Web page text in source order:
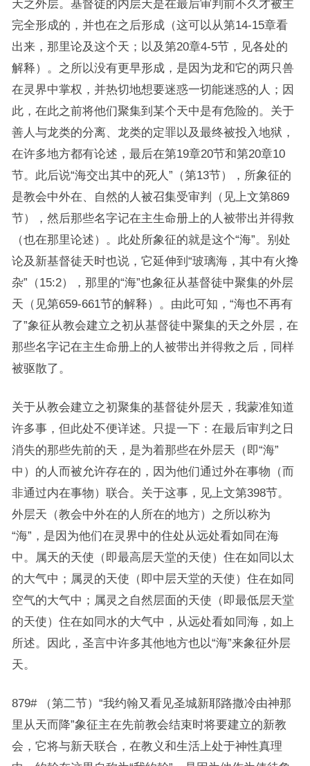
天之外层。基督徒的内层天是在最后审判前不久才被主
完全形成的，并也在之后形成（这可以从第14-15章看
出来，那里论及这个天；以及第20章4-5节，见各处的
解释）。之所以没有更早形成，是因为龙和它的两只兽
在灵界中掌权，并热切地想要迷惑一切能迷惑的人；因
此，在此之前将他们聚集到某个天中是有危险的。关于
善人与龙类的分离、龙类的定罪以及最终被投入地狱，
在许多地方都有论述，最后在第19章20节和第20章10
节。此后说“海交出其中的死人”（第13节），所象征的
是教会中外在、自然的人被召集受审判（见上文第869
节），然后那些名字记在主生命册上的人被带出并得救
（也在那里论述）。此处所象征的就是这个“海”。别处
论及新基督徒天时也说，它延伸到“玻璃海，其中有火搀
杂”（15:2），那里的“海”也象征从基督徒中聚集的外层
天（见第659-661节的解释）。由此可知，“海也不再有
了”象征从教会建立之初从基督徒中聚集的天之外层，在
那些名字记在主生命册上的人被带出并得救之后，同样
被驱散了。
关于从教会建立之初聚集的基督徒外层天，我蒙准知道
许多事，但此处不便详述。只提一下：在最后审判之日
消失的那些先前的天，是为着那些在外层天（即“海”
中）的人而被允许存在的，因为他们通过外在事物（而
非通过内在事物）联合。关于这事，见上文第398节。
外层天（教会中外在的人所在的地方）之所以称为
“海”，是因为他们在灵界中的住处从远处看如同在海
中。属天的天使（即最高层天堂的天使）住在如同以太
的大气中；属灵的天使（即中层天堂的天使）住在如同
空气的大气中；属灵之自然层面的天使（即最低层天堂
的天使）住在如同水的大气中，从远处看如同海，如上
所述。因此，圣言中许多其他地方也以“海”来象征外层
天。
879# （第二节）“我约翰又看见圣城新耶路撒冷由神那
里从天而降”象征主在先前教会结束时将要建立的新教
会，它将与新天联合，在教义和生活上处于神性真理